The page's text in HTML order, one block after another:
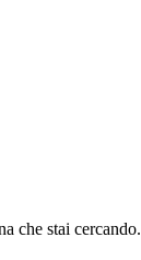
che stai cercando.